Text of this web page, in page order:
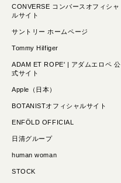
CONVERSE コンバースオフィシャ
ルサイト
サントリー ホームページ
Tommy Hilfiger
ADAM ET ROPE' | アダムエロペ 公
式サイト
Apple（日本）
BOTANISTオフィシャルサイト
ENFÖLD OFFICIAL
日清グループ
human woman
STOCK